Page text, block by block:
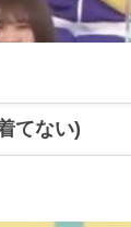
てない)